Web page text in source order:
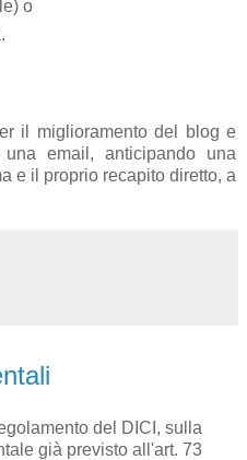
o
il miglioramento del blog e
email, anticipando una
e il proprio recapito diretto, a
del DICI, sulla
già previsto all'art. 73